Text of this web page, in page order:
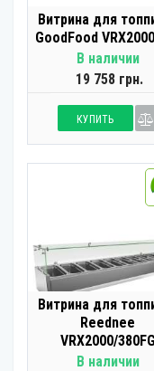
Витрина для
GoodFood
В наличии
19 758 грн.
КУПИТЬ
Витрина для
Reednee
VRX2000/380FG
В наличии